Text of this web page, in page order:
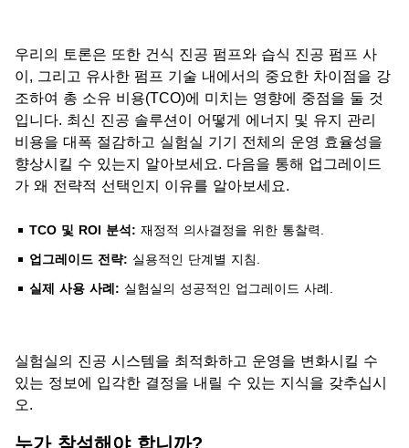
우리의 토론은 또한 건식 진공 펌프와 습식 진공 펌프 사
이, 그리고 유사한 펌프 기술 내에서의 중요한 차이점을 강
조하여 총 소유 비용(TCO)에 미치는 영향에 중점을 둘 것
입니다. 최신 진공 솔루션이 어떻게 에너지 및 유지 관리
비용을 대폭 절감하고 실험실 기기 전체의 운영 효율성을
향상시킬 수 있는지 알아보세요. 다음을 통해 업그레이드
가 왜 전략적 선택인지 이유를 알아보세요.
TCO 및 ROI 분석: 재정적 의사결정을 위한 통찰력.
업그레이드 전략: 실용적인 단계별 지침.
실제 사용 사례: 실험실의 성공적인 업그레이드 사례.
실험실의 진공 시스템을 최적화하고 운영을 변화시킬 수
있는 정보에 입각한 결정을 내릴 수 있는 지식을 갖추십시
오.
누가 참석해야 합니까?